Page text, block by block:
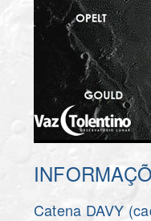
Catena DAVY